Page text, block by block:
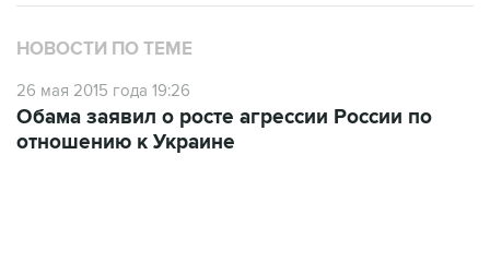
НОВОСТИ ПО ТЕМЕ
26 мая 2015 года 19:26
Обама заявил о росте агрессии России по
отношению к Украине